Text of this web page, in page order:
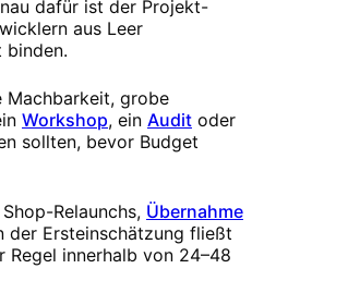
dafür ist der Projekt-
aus Leer
binden.
Machbarkeit, grobe
Workshop, ein Audit oder
sollten, bevor Budget
Shop-Relaunchs, Übernahme
der Ersteinschätzung fließt
innerhalb von 24–48